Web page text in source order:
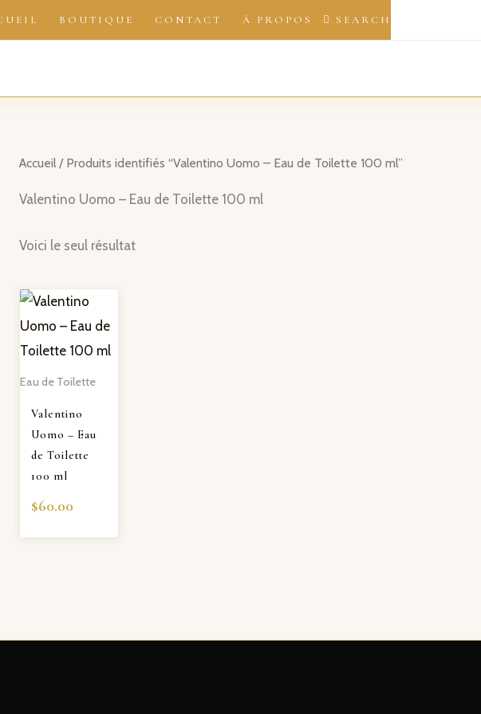
BOUTIQUE CONTACT À PROPOS SEARCH
Accueil/ Produits identifiés “Valentino Uomo – Eau de Toilette 100 ml”
Valentino Uomo – Eau de Toilette 100 ml
Voici le seul résultat
Eau de Toilette
Valentino
Uomo – Eau
de Toilette
100 ml
$60.00